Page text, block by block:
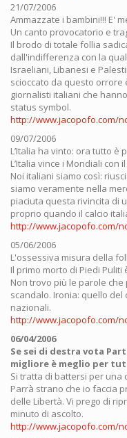
21/07/2006
Ammazzate i bambini!!! E'
Un canto provocatorio e
Il brodo di totale follia
dall'indifferenza con la
Israeliani, Libanesi e
scioccato da questo
giornalisti italiani che
status symbol.
http://www.jacopofo.com/
09/07/2006
L’Italia ha vinto: ora tutto è
L’Italia vince i Mondiali con
Noi italiani siamo così:
siamo veramente nella
piaciuta questa rivincita di
proprio quando il calcio
http://www.jacopofo.com/
05/06/2006
L'ossessiva misura della
Il primo morto di Piedi
Non trovo più le parole
scandalo. Ironia: quello del
nazionali.
http://www.jacopofo.com/
06/04/2006
Se sei di destra vota
migliore è meglio per
Si tratta di battersi per una
Parrà strano che io faccia
delle Libertà. Vi prego di
minuto di ascolto.
http://www.jacopofo.com/